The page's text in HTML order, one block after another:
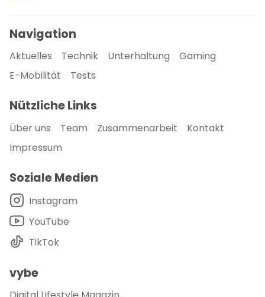
Navigation
Aktuelles Technik Unterhaltung
Gaming
E-Mobilität
Tests
Nützliche Links
Über uns Team Zusammenarbeit
Kontakt
Impressum
Soziale Medien
Instagram
YouTube
TikTok
vybe